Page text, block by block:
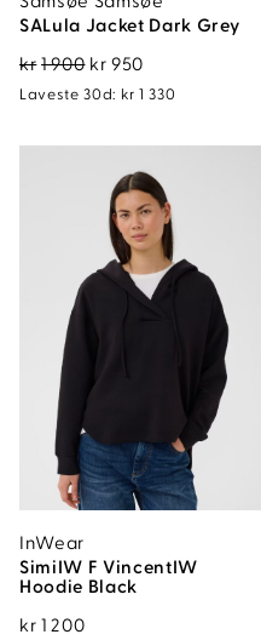
SALula Jacket Dark Grey
kr1 900 Opprinnelig
pris
kr1
900.
kr 950
pris
kr950.
Laveste 30d: kr 1 330
InWear
SimiIW F VincentIW
Hoodie Black
kr 1 200